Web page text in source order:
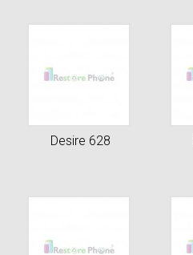
Desire 628